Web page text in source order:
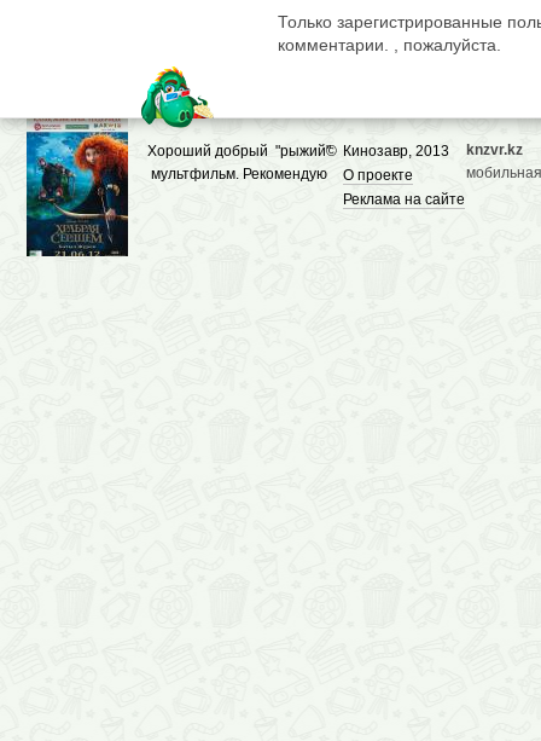
Только зарегистрированные
комментарии. , пожалуйста.
© Кинозавр, 2013
О проекте
Реклама на сайте
Хороший добрый "рыжий"
мультфильм. Рекомендую
knzvr.kz